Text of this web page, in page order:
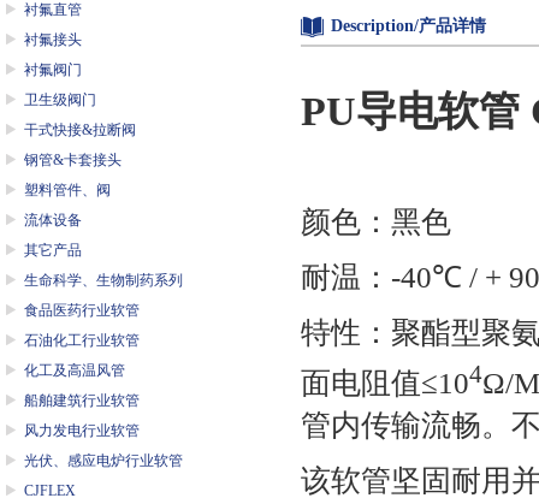
衬氟直管
衬氟接头
衬氟阀门
卫生级阀门
干式快接&拉断阀
钢管&卡套接头
塑料管件、阀
流体设备
其它产品
生命科学、生物制药系列
食品医药行业软管
石油化工行业软管
化工及高温风管
船舶建筑行业软管
风力发电行业软管
光伏、感应电炉行业软管
CJFLEX
Description/产品详情
PU导电软管
颜色：黑色
耐温： -40℃ / + 90
特性：聚酯型聚
面电阻值≤104Ω/M
管内传输流畅。
该软管坚固耐用